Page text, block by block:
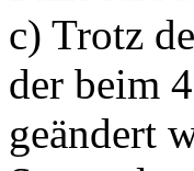
c) Trotz
der beim
geändert